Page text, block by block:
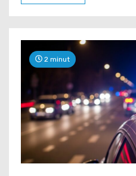
2 minut